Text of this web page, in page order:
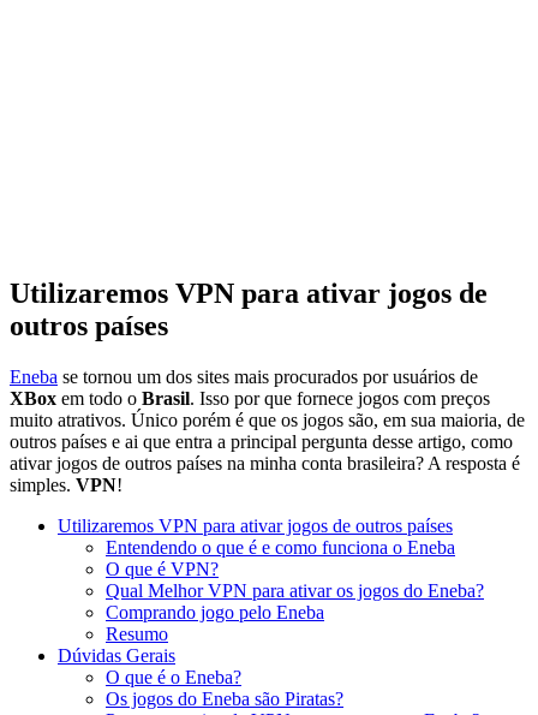
Utilizaremos VPN para ativar jogos de
outros países
Eneba se tornou um dos sites mais procurados por usuários de
XBox em todo o Brasil. Isso por que fornece jogos com preços
muito atrativos. Único porém é que os jogos são, em sua maioria, de
outros países e ai que entra a principal pergunta desse artigo, como
ativar jogos de outros países na minha conta brasileira? A resposta é
simples. VPN!
Utilizaremos VPN para ativar jogos de outros países
Entendendo o que é e como funciona o Eneba
O que é VPN?
Qual Melhor VPN para ativar os jogos do Eneba?
Comprando jogo pelo Eneba
Resumo
Dúvidas Gerais
O que é o Eneba?
Os jogos do Eneba são Piratas?